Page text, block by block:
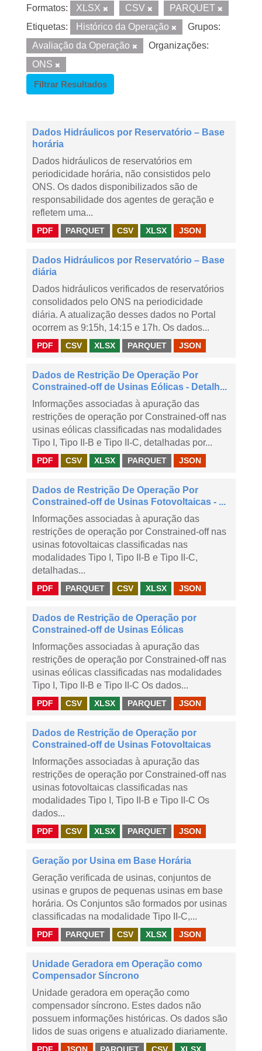
Formatos: XLSX CSV
PARQUET
Etiquetas:
Histórico da Operação
Grupos:
Avaliação da Operação
Organizações:
ONS
Filtrar Resultados
Dados Hidráulicos por Reservatório – Base
horária
Dados hidráulicos de reservatórios em
periodicidade horária, não consistidos pelo
ONS. Os dados disponibilizados são de
responsabilidade dos agentes de geração e
refletem uma...
PDF PARQUET CSV XLSX JSON
Dados Hidráulicos por Reservatório – Base
diária
Dados hidráulicos verificados de reservatórios
consolidados pelo ONS na periodicidade
diária. A atualização desses dados no Portal
ocorrem as 9:15h, 14:15 e 17h. Os dados...
PDF CSV XLSX PARQUET JSON
Dados de Restrição De Operação Por
Constrained-off de Usinas Eólicas - Detalh...
Informações associadas à apuração das
restrições de operação por Constrained-off nas
usinas eólicas classificadas nas modalidades
Tipo I, Tipo II-B e Tipo II-C, detalhadas por...
PDF CSV XLSX PARQUET JSON
Dados de Restrição De Operação Por
Constrained-off de Usinas Fotovoltaicas - ...
Informações associadas à apuração das
restrições de operação por Constrained-off nas
usinas fotovoltaicas classificadas nas
modalidades Tipo I, Tipo II-B e Tipo II-C,
detalhadas...
PDF PARQUET CSV XLSX JSON
Dados de Restrição de Operação por
Constrained-off de Usinas Eólicas
Informações associadas à apuração das
restrições de operação por Constrained-off nas
usinas eólicas classificadas nas modalidades
Tipo I, Tipo II-B e Tipo II-C Os dados...
PDF CSV XLSX PARQUET JSON
Dados de Restrição de Operação por
Constrained-off de Usinas Fotovoltaicas
Informações associadas à apuração das
restrições de operação por Constrained-off nas
usinas fotovoltaicas classificadas nas
modalidades Tipo I, Tipo II-B e Tipo II-C Os
dados...
PDF CSV XLSX PARQUET JSON
Geração por Usina em Base Horária
Geração verificada de usinas, conjuntos de
usinas e grupos de pequenas usinas em base
horária. Os Conjuntos são formados por usinas
classificadas na modalidade Tipo II-C,...
PDF PARQUET CSV XLSX JSON
Unidade Geradora em Operação como
Compensador Síncrono
Unidade geradora em operação como
compensador síncrono. Estes dados não
possuem informações históricas. Os dados são
lidos de suas origens e atualizado diariamente.